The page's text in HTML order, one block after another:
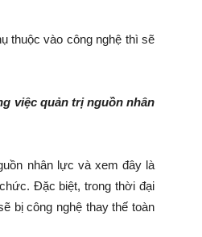
thuộc vào công nghệ thì sẽ
việc quản trị nguồn nhân
nhân lực và xem đây là
Đặc biệt, trong thời đại
bị công nghệ thay thế toàn